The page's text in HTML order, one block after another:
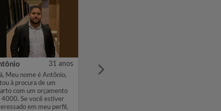
31 anos
Meu nome é Antônio,
à procura de um
com um orçamento
4000. Se você estiver
em meu perfil,